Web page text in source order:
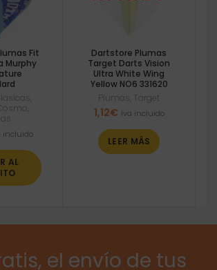
Fit
Murphy
incluido
AL
Dartstore Plumas
Target Darts Vision
Ultra White Wing
Yellow NO6 331620
Plumas Target
1,12€ Iva incluido
LEER MÁS
el envío de tus